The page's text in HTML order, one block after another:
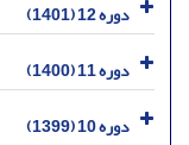
دوره 12 (1401)
دوره 11 (1400)
دوره 10 (1399)